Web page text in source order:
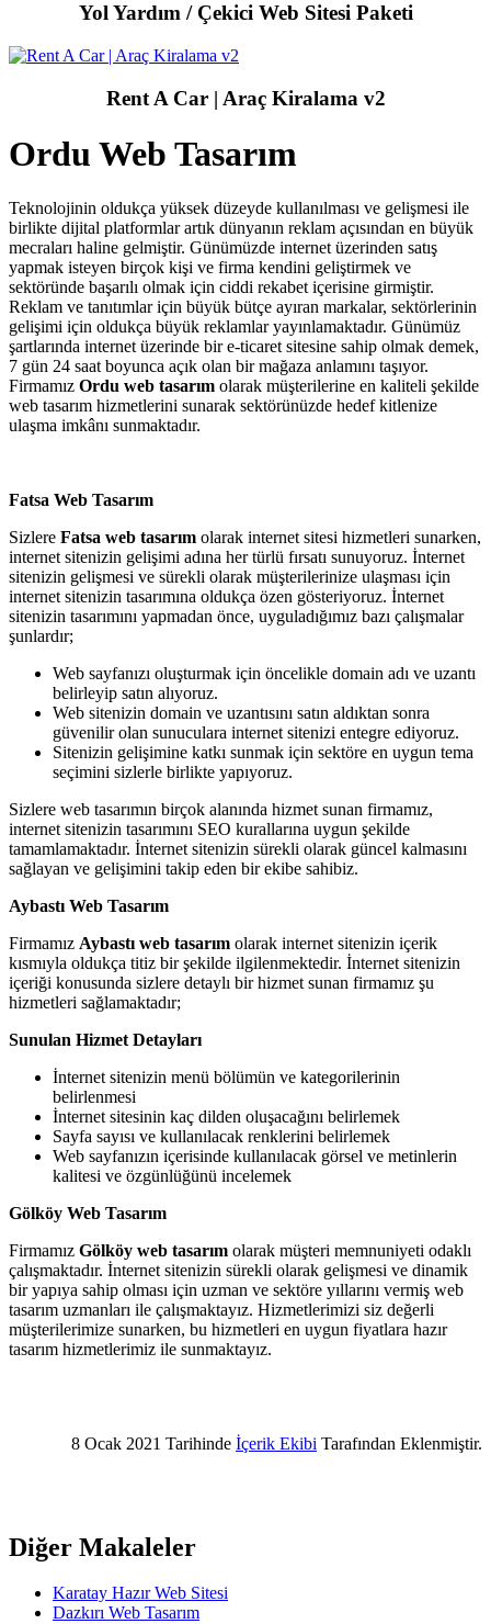
Yol Yardım / Çekici Web Sitesi Paketi
Rent A Car | Araç Kiralama v2
Ordu Web Tasarım
Teknolojinin oldukça yüksek düzeyde kullanılması ve gelişmesi ile
birlikte dijital platformlar artık dünyanın reklam açısından en büyük
mecraları haline gelmiştir. Günümüzde internet üzerinden satış
yapmak isteyen birçok kişi ve firma kendini geliştirmek ve
sektöründe başarılı olmak için ciddi rekabet içerisine girmiştir.
Reklam ve tanıtımlar için büyük bütçe ayıran markalar, sektörlerinin
gelişimi için oldukça büyük reklamlar yayınlamaktadır. Günümüz
şartlarında internet üzerinde bir e-ticaret sitesine sahip olmak demek,
7 gün 24 saat boyunca açık olan bir mağaza anlamını taşıyor.
Firmamız Ordu web tasarım olarak müşterilerine en kaliteli şekilde
web tasarım hizmetlerini sunarak sektörünüzde hedef kitlenize
ulaşma imkânı sunmaktadır.
Fatsa Web Tasarım
Sizlere Fatsa web tasarım olarak internet sitesi hizmetleri sunarken,
internet sitenizin gelişimi adına her türlü fırsatı sunuyoruz. İnternet
sitenizin gelişmesi ve sürekli olarak müşterilerinize ulaşması için
internet sitenizin tasarımına oldukça özen gösteriyoruz. İnternet
sitenizin tasarımını yapmadan önce, uyguladığımız bazı çalışmalar
şunlardır;
Web sayfanızı oluşturmak için öncelikle domain adı ve uzantı
belirleyip satın alıyoruz.
Web sitenizin domain ve uzantısını satın aldıktan sonra
güvenilir olan sunuculara internet sitenizi entegre ediyoruz.
Sitenizin gelişimine katkı sunmak için sektöre en uygun tema
seçimini sizlerle birlikte yapıyoruz.
Sizlere web tasarımın birçok alanında hizmet sunan firmamız,
internet sitenizin tasarımını SEO kurallarına uygun şekilde
tamamlamaktadır. İnternet sitenizin sürekli olarak güncel kalmasını
sağlayan ve gelişimini takip eden bir ekibe sahibiz.
Aybastı Web Tasarım
Firmamız Aybastı web tasarım olarak internet sitenizin içerik
kısmıyla oldukça titiz bir şekilde ilgilenmektedir. İnternet sitenizin
içeriği konusunda sizlere detaylı bir hizmet sunan firmamız şu
hizmetleri sağlamaktadır;
Sunulan Hizmet Detayları
İnternet sitenizin menü bölümün ve kategorilerinin
belirlenmesi
İnternet sitesinin kaç dilden oluşacağını belirlemek
Sayfa sayısı ve kullanılacak renklerini belirlemek
Web sayfanızın içerisinde kullanılacak görsel ve metinlerin
kalitesi ve özgünlüğünü incelemek
Gölköy Web Tasarım
Firmamız Gölköy web tasarım olarak müşteri memnuniyeti odaklı
çalışmaktadır. İnternet sitenizin sürekli olarak gelişmesi ve dinamik
bir yapıya sahip olması için uzman ve sektöre yıllarını vermiş web
tasarım uzmanları ile çalışmaktayız. Hizmetlerimizi siz değerli
müşterilerimize sunarken, bu hizmetleri en uygun fiyatlara hazır
tasarım hizmetlerimiz ile sunmaktayız.
8 Ocak 2021 Tarihinde İçerik Ekibi Tarafından Eklenmiştir.
Diğer Makaleler
Karatay Hazır Web Sitesi
Dazkırı Web Tasarım